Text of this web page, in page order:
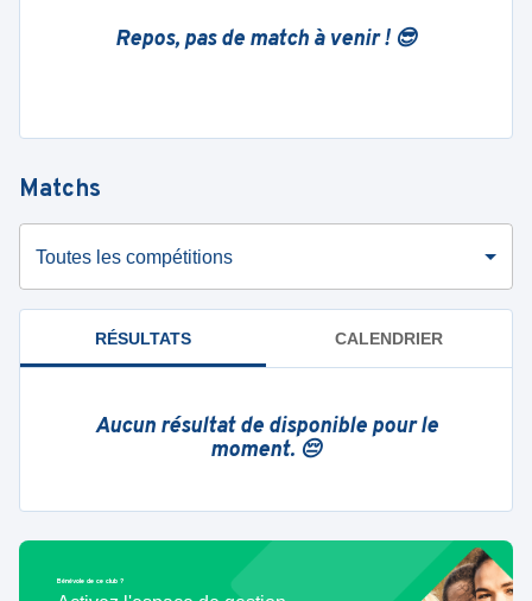
Repos, pas de match à venir ! 😎
Matchs
Toutes les compétitions
RÉSULTATS CALENDRIER
Aucun résultat de disponible pour le
moment. 😔
Bénévole de ce club ?